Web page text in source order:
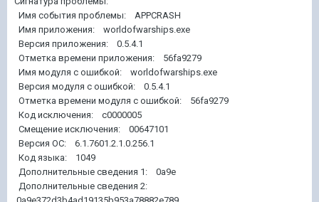
Имя события проблемы: APPCRASH
Имя приложения: worldofwarships.exe
Версия приложения: 0.5.4.1
Отметка времени приложения: 56fa9279
Имя модуля с ошибкой: worldofwarships.exe
Версия модуля с ошибкой: 0.5.4.1
Отметка времени модуля с ошибкой: 56fa9279
Код исключения: c0000005
Смещение исключения: 00647101
Версия ОС: 6.1.7601.2.1.0.256.1
Код языка: 1049
Дополнительные сведения 1: 0a9e
Дополнительные сведения 2: